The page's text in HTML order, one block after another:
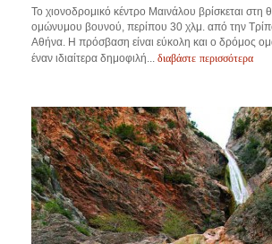
Το χιονοδρομικό κέντρο Μαινάλου βρίσκεται στη
ομώνυμου βουνού, περίπου 30 χλμ. από την
Αθήνα. Η πρόσβαση είναι εύκολη και ο δρόμος
έναν ιδιαίτερα δημοφιλή... διαβάστε περισσότερα